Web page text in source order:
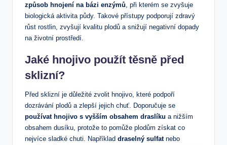
způsob hnojení na bázi enzýmů , při kterém se zvyšuje
biologická aktivita půdy. Takové přístupy podporují zdravý
růst rostlin, zvyšují kvalitu plodů a snižují negativní dopady
na životní prostředí.
Jaké hnojivo použít těsně před
sklizní?
Před sklizní je důležité zvolit hnojivo, které podpoří
dozrávání plodů a zlepší jejich chuť. Doporučuje se
používat hnojivo s vyšším obsahem draslíku a nižším
obsahem dusíku, protože to pomůže plodům získat co
nejvíce sladké chuti. Například draselný sulfatnebo